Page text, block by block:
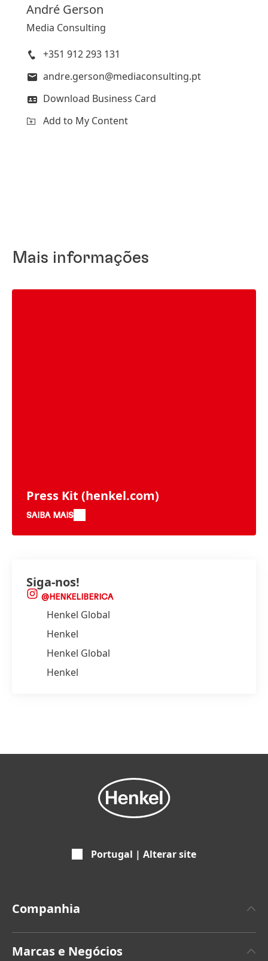
André Gerson
Media Consulting
+351 912 293 131
andre.gerson@mediaconsulting.pt
Download Business Card
Add to My Content
Mais informações
Press Kit (henkel.com)
SAIBA MAIS
Siga-nos!
@HENKELIBERICA
Henkel Global
Henkel
Henkel Global
Henkel
Portugal | Alterar site
Companhia
Marcas e Negócios